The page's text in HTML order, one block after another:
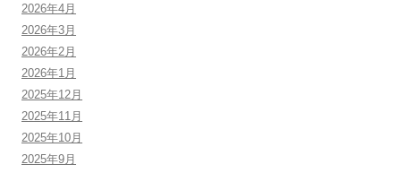
2026年4月
2026年3月
2026年2月
2026年1月
2025年12月
2025年11月
2025年10月
2025年9月